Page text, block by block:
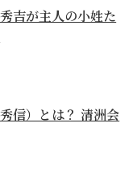
吉が主人の小姓た
信）とは？ 清洲会